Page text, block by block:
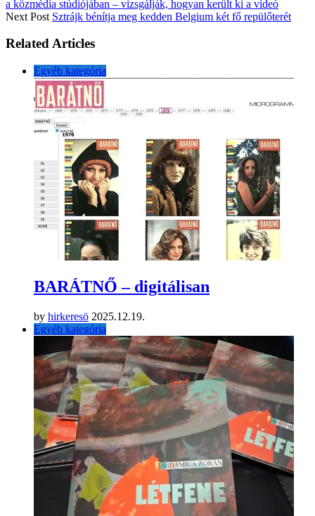
a közmédia stúdiójában – vizsgálják, hogyan került ki a videó
Next Post Sztrájk bénítja meg kedden Belgium két fő repülőterét
Related Articles
Egyéb kategória
BARÁTNŐ – digitálisan
by hirkeresö 2025.12.19.
Egyéb kategória